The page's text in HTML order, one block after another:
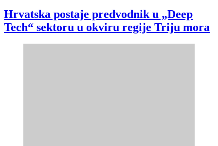
Hrvatska postaje predvodnik u „Deep
Tech“ sektoru u okviru regije Triju mora